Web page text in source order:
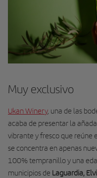
Muy exclusivo
Ukan Winery, una de las
acaba de presentar la
vibrante y fresco que reúne
se concentra en apenas
100% tempranillo y una
municipios de Laguardia,